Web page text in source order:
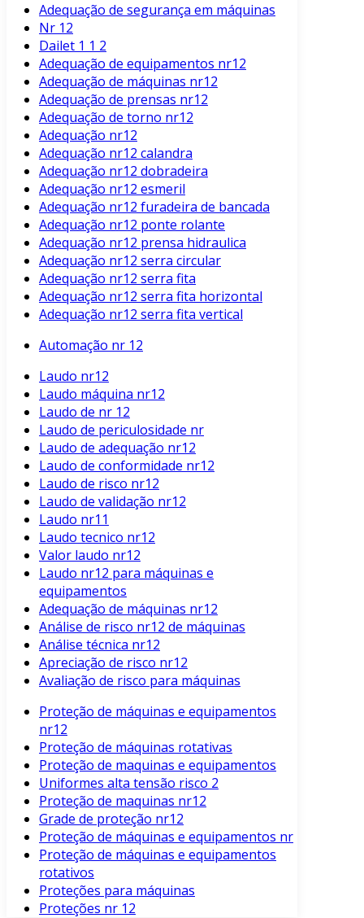
Adequação de segurança em máquinas
Nr 12
Dailet 1 1 2
Adequação de equipamentos nr12
Adequação de máquinas nr12
Adequação de prensas nr12
Adequação de torno nr12
Adequação nr12
Adequação nr12 calandra
Adequação nr12 dobradeira
Adequação nr12 esmeril
Adequação nr12 furadeira de bancada
Adequação nr12 ponte rolante
Adequação nr12 prensa hidraulica
Adequação nr12 serra circular
Adequação nr12 serra fita
Adequação nr12 serra fita horizontal
Adequação nr12 serra fita vertical
Automação nr 12
Laudo nr12
Laudo máquina nr12
Laudo de nr 12
Laudo de periculosidade nr
Laudo de adequação nr12
Laudo de conformidade nr12
Laudo de risco nr12
Laudo de validação nr12
Laudo nr11
Laudo tecnico nr12
Valor laudo nr12
Laudo nr12 para máquinas e
equipamentos
Adequação de máquinas nr12
Análise de risco nr12 de máquinas
Análise técnica nr12
Apreciação de risco nr12
Avaliação de risco para máquinas
Proteção de máquinas e equipamentos
nr12
Proteção de máquinas rotativas
Proteção de maquinas e equipamentos
Uniformes alta tensão risco 2
Proteção de maquinas nr12
Grade de proteção nr12
Proteção de máquinas e equipamentos nr
Proteção de máquinas e equipamentos
rotativos
Proteções para máquinas
Proteções nr 12